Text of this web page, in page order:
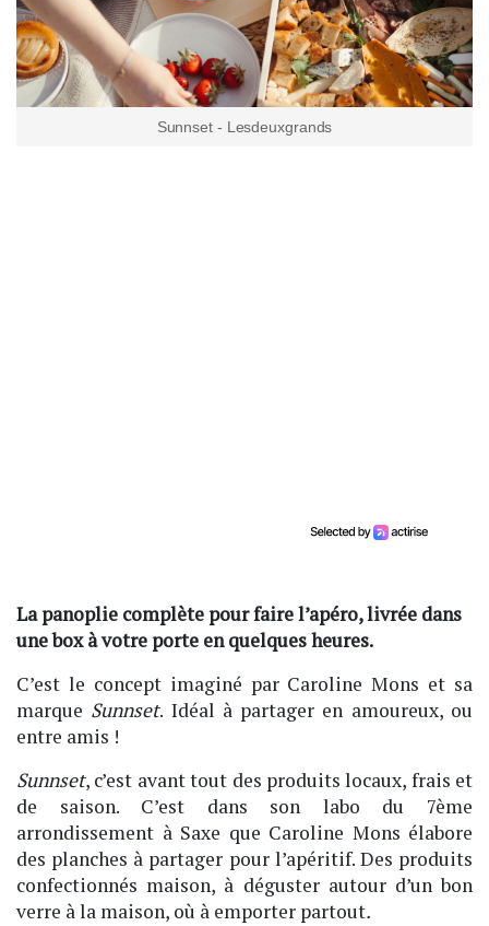
Sunnset - Lesdeuxgrands
La panoplie complète pour faire l’apéro, livrée dans
une box à votre porte en quelques heures.
C’est le concept imaginé par Caroline Mons et sa
marque Sunnset. Idéal à partager en amoureux, ou
entre amis !
Sunnset, c’est avant tout des produits locaux, frais et
de saison. C’est dans son labo du 7ème
arrondissement à Saxe que Caroline Mons élabore
des planches à partager pour l’apéritif. Des produits
confectionnés maison, à déguster autour d’un bon
verre à la maison, où à emporter partout.